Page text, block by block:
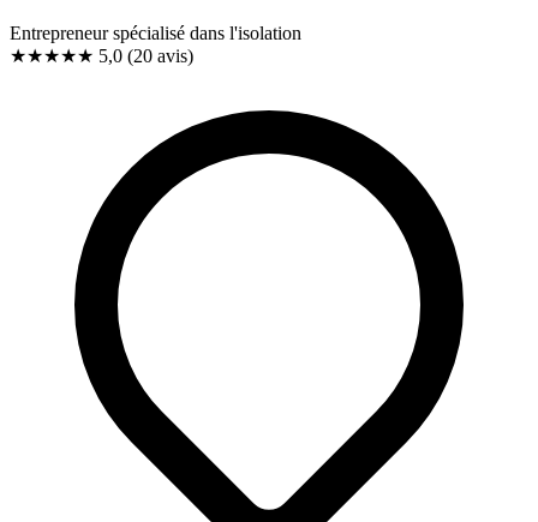
Entrepreneur spécialisé dans l'isolation
★★★★★ 5,0 (20 avis)